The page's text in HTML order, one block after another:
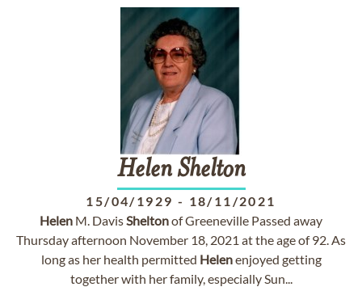
Helen Shelton
15/04/1929 - 18/11/2021
Helen M. DavisSheltonof Greeneville Passed away
Thursday afternoon November 18, 2021 at the age of 92. As
long as her health permitted Helenenjoyed getting
together with her family, especially Sun...